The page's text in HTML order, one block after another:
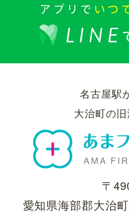
名古屋駅
大治町の
〒
愛知県海部郡大治